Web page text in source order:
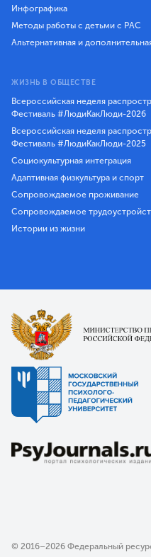
Инфографика
Методы работы с детьми с РАС
Альтернативная и
ЖИЗНЬ В ОБЩЕСТВЕ
Всероссийская неделя
Фестиваль #ЛюдиКакЛюди-2026
Всероссийская неделя
Фестиваль #ЛюдиКакЛюди-2025
Социокультурная интеграция
Адаптивная физкультура и спорт
Сопровождаемое проживание
Сопровождаемое
Истории из жизни
© 2016–2026 Федеральный